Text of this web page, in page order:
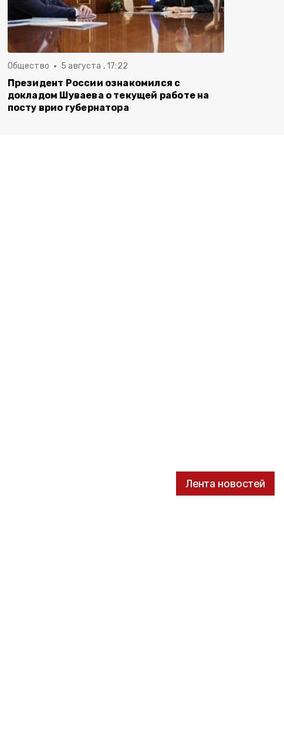
Лента новостей
Общество 5 августа , 17:22
Президент России ознакомился с
докладом Шуваева о текущей работе на
посту врио губернатора